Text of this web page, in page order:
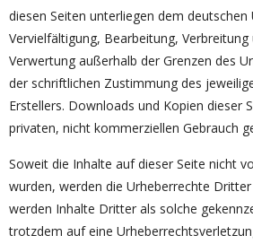
diesen Seiten unterliegen dem deutschen
Vervielfältigung, Bearbeitung,
Verwertung außerhalb der Grenzen des
der schriftlichen Zustimmung des
Erstellers. Downloads und Kopien dieser
privaten, nicht kommerziellen Gebrauch
Soweit die Inhalte auf dieser Seite nicht
wurden, werden die Urheberrechte
werden Inhalte Dritter als solche
trotzdem auf eine